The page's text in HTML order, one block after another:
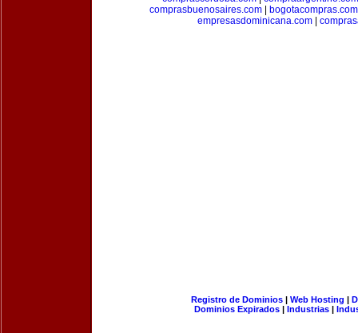
comprasbuenosaires.com
bogotacompras.com
empresasdominicana.com
Registro de Dominios| Web Hosting |
Dominios Expirados | Industrias |